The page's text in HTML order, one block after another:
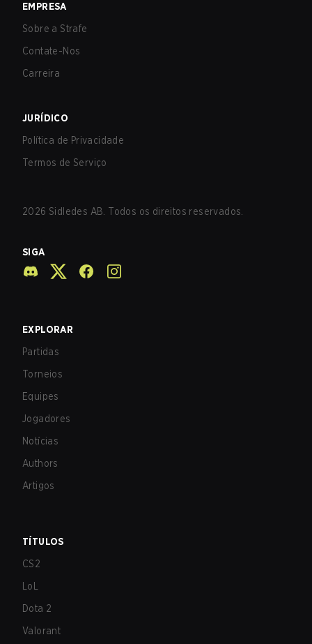
EMPRESA
Sobre a Strafe
Contate-Nos
Carreira
JURÍDICO
Política de Privacidade
Termos de Serviço
2026 Sidledes AB. Todos os direitos reservados.
SIGA
EXPLORAR
Partidas
Torneios
Equipes
Jogadores
Notícias
Authors
Artigos
TÍTULOS
CS2
LoL
Dota 2
Valorant